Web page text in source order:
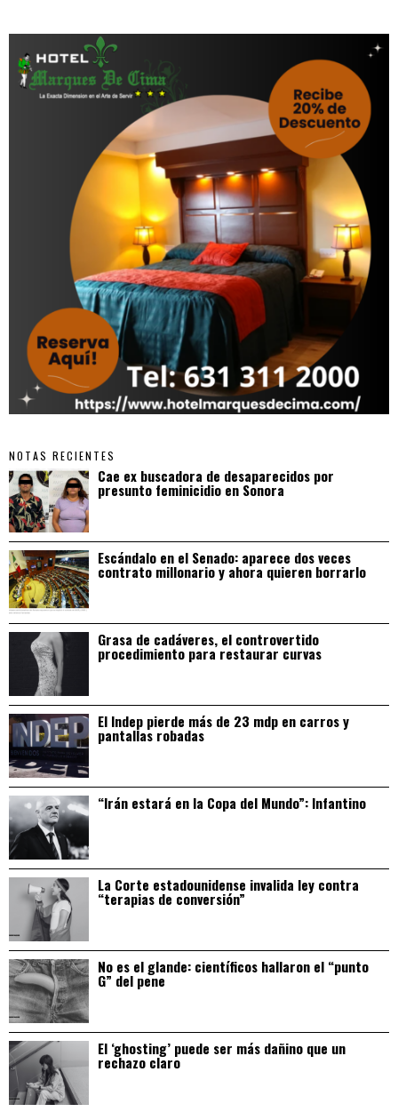
NOTAS RECIENTES
Cae ex buscadora de desaparecidos por
presunto feminicidio en Sonora
Escándalo en el Senado: aparece dos veces
contrato millonario y ahora quieren borrarlo
Grasa de cadáveres, el controvertido
procedimiento para restaurar curvas
El Indep pierde más de 23 mdp en carros y
pantallas robadas
“Irán estará en la Copa del Mundo”: Infantino
La Corte estadounidense invalida ley contra
“terapias de conversión”
No es el glande: científicos hallaron el “punto
G” del pene
El ‘ghosting’ puede ser más dañino que un
rechazo claro